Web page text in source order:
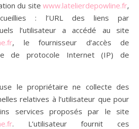
du site www.latelierdepowline.fr,
: l’URL des liens par
l’utilisateur a accédé au site
, le fournisseur d’accès de
de protocole Internet (IP) de
le propriétaire ne collecte des
relatives à l’utilisateur que pour
services proposés par le site
. L’utilisateur fournit ces